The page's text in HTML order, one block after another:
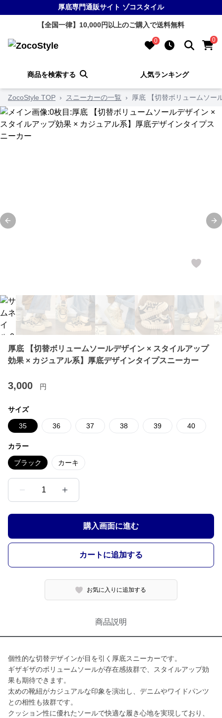
厚底専門通販サイト ゾコスタイル
【全国一律】10,000円以上のご購入で送料無料
0 0
商品を検索する 人気ランキング
ZocoStyle TOP › スニーカーの一覧 › 厚底 【切替ボリュームソー
Previous slide
厚底 【切替ボリュームソールデザイン × スタイルアップ
効果 × カジュアル系】厚底デザインタイプスニーカー
3,000 円
サイズ
35 36 37 38 39 40
カラー
ブラック カーキ
1
購入画面に進む
カートに追加する
お気に入りに追加する
商品説明
個性的な切替デザインが目を引く厚底スニーカーです。
ギザギザのボリュームソールが存在感抜群で、スタイルアップ効
果も期待できます。
太めの靴紐がカジュアルな印象を演出し、デニムやワイドパンツ
との相性も抜群です。
クッション性に優れたソールで快適な履き心地を実現しており、